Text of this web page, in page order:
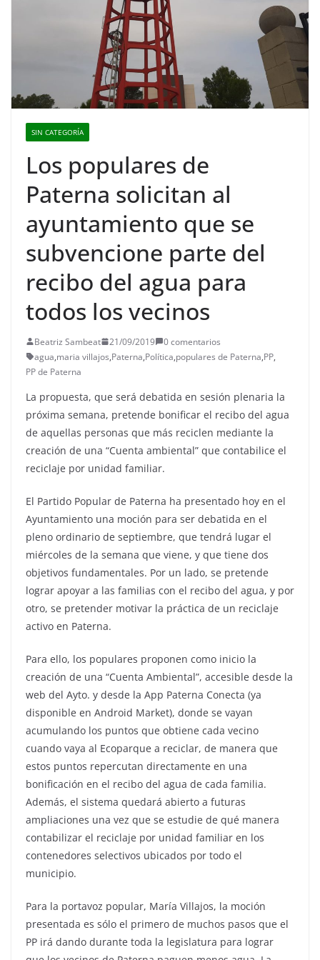
SIN CATEGORÍA
Los populares de
Paterna solicitan al
ayuntamiento que se
subvencione parte del
recibo del agua para
todos los vecinos
Beatriz Sambeat 21/09/2019
0 comentarios
agua,maria villajos,Paterna,Política,populares de Paterna,PP,
PP de Paterna
La propuesta, que será debatida en sesión plenaria la
próxima semana, pretende bonificar el recibo del agua
de aquellas personas que más reciclen mediante la
creación de una “Cuenta ambiental” que contabilice el
reciclaje por unidad familiar.
El Partido Popular de Paterna ha presentado hoy en el
Ayuntamiento una moción para ser debatida en el
pleno ordinario de septiembre, que tendrá lugar el
miércoles de la semana que viene, y que tiene dos
objetivos fundamentales. Por un lado, se pretende
lograr apoyar a las familias con el recibo del agua, y por
otro, se pretender motivar la práctica de un reciclaje
activo en Paterna.
Para ello, los populares proponen como inicio la
creación de una “Cuenta Ambiental”, accesible desde la
web del Ayto. y desde la App Paterna Conecta (ya
disponible en Android Market), donde se vayan
acumulando los puntos que obtiene cada vecino
cuando vaya al Ecoparque a reciclar, de manera que
estos puntos repercutan directamente en una
bonificación en el recibo del agua de cada familia.
Además, el sistema quedará abierto a futuras
ampliaciones una vez que se estudie de qué manera
contabilizar el reciclaje por unidad familiar en los
contenedores selectivos ubicados por todo el
municipio.
Para la portavoz popular, María Villajos, la moción
presentada es sólo el primero de muchos pasos que el
PP irá dando durante toda la legislatura para lograr